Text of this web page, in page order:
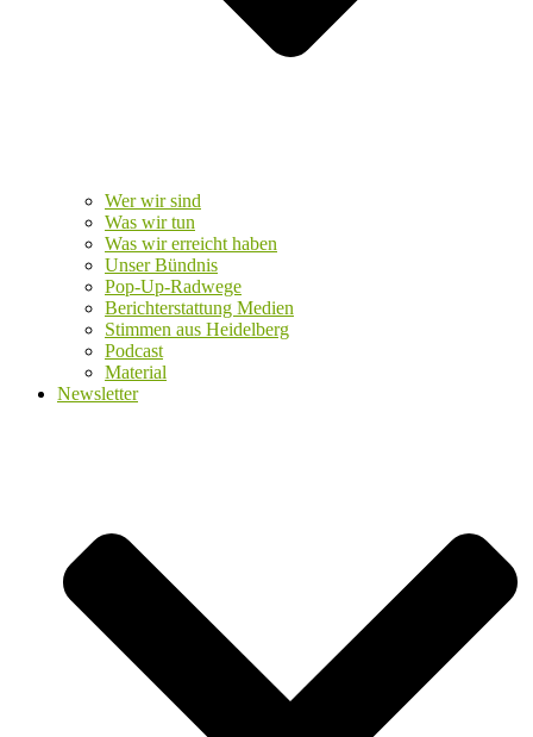
Wer wir sind
Was wir tun
Was wir erreicht haben
Unser Bündnis
Pop-Up-Radwege
Berichterstattung Medien
Stimmen aus Heidelberg
Podcast
Material
Newsletter